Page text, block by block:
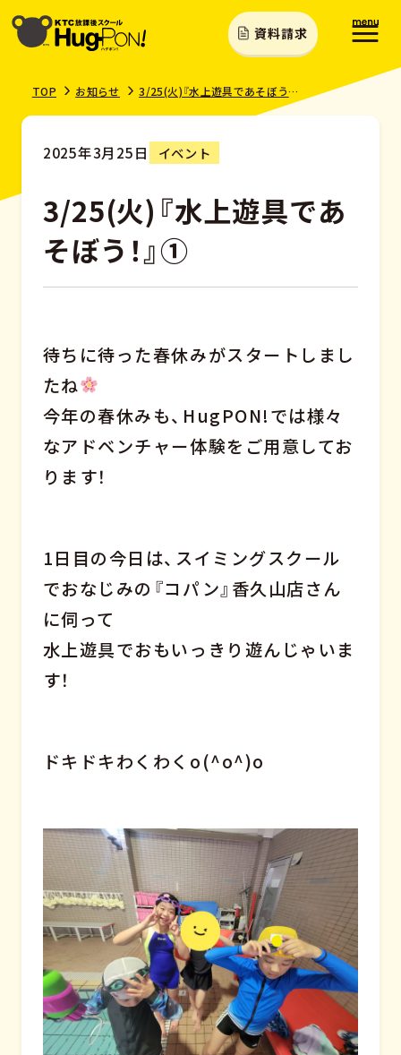
資料請求
TOP お知らせ 3/25(火)『水上遊具であそぼう！』①
2025年3月25日 イベント
3/25(火)『水上遊具であ
そぼう！』①
待ちに待った春休みがスタートしまし
たね
今年の春休みも、HugPON!では様々
なアドベンチャー体験をご用意してお
ります！
1日目の今日は、スイミングスクール
でおなじみの『コパン』香久山店さん
に伺って
水上遊具でおもいっきり遊んじゃいま
す！
ドキドキわくわくo(^o^)o